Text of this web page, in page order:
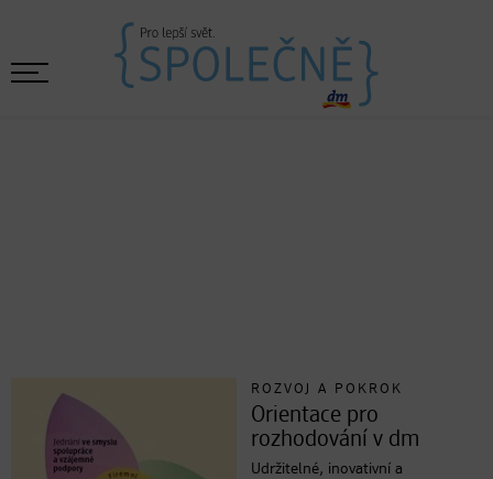
ROZVOJ A POKROK
Orientace pro
rozhodování v dm
Udržitelné, inovativní a